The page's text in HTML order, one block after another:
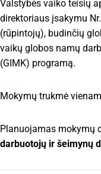
Valstybės vaiko teisių
direktoriaus įsakymu
(rūpintojų), budinčių
vaikų globos namų
(GIMK) programą.
Mokymų trukmė
Planuojamas mokymų
darbuotojų ir šeimynų